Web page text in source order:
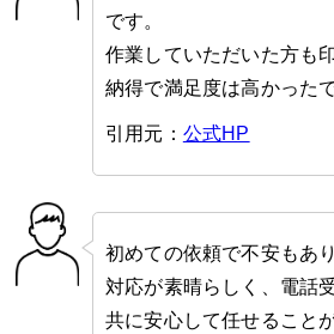
です。
作業していただいた方も
納得で満足度は高かったで
引用元： 公式HP
初めての依頼で不安もあ
対応が素晴らしく、電話
共に安心して任せること